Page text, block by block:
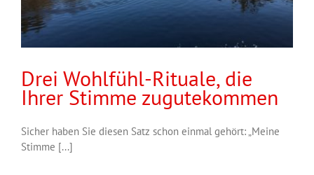
Drei Wohlfühl-Rituale, die
Ihrer Stimme zugutekommen
Sicher haben Sie diesen Satz schon einmal gehört: „Meine
Stimme [...]